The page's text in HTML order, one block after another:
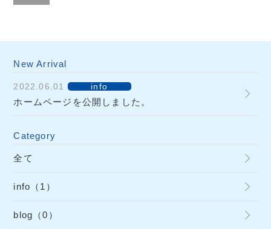
New Arrival
2022.06.01 info
ホームページを公開しました。
Category
全て
info（1）
blog（0）